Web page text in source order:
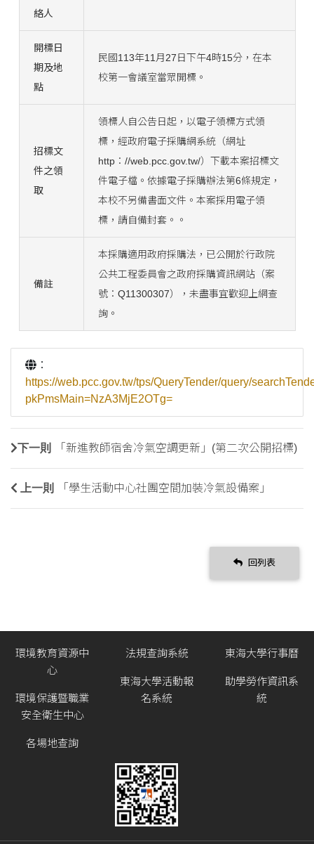
絡人
開標日
期及地
點
民國113年11月27日下午4時15分，在本
校第一會議室當眾開標。
招標文
件之領
取
領標人自公告日起，以電子領標方式領
標，經政府電子採購網系統（網址
http：//web.pcc.gov.tw/）下載本案招標文
件電子檔。依據電子採購辦法第6條規定，
本校不另備書面文件。本案採用電子領
標，請自備封套。。
備註
本採購適用政府採購法，已公開於行政院
公共工程委員會之政府採購資訊網站（案
號：Q11300307），未盡事宜歡迎上網查
詢。
：
https://web.pcc.gov.tw/tps/QueryTender/query/
pkPmsMain=NzA3MjE2OTg=
下一則 「新進教師宿舍冷氣空調更新」(第二次公開招標)
上一則 「學生活動中心社團空間加裝冷氣設備案」
回列表
環境教育資源中
心
環境保護暨職業
安全衛生中心
各場地查詢
法規查詢系統
東海大學活動報
名系統
東海大學行事曆
助學勞作資訊系
統